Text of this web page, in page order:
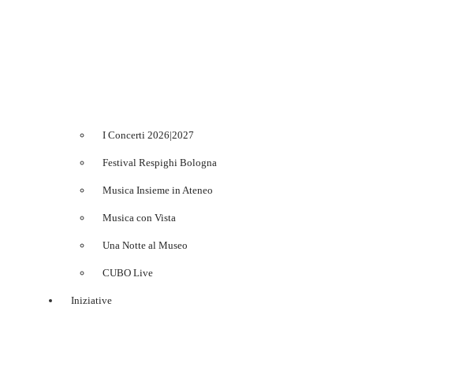
I Concerti 2026|2027
Festival Respighi Bologna
Musica Insieme in Ateneo
Musica con Vista
Una Notte al Museo
CUBO Live
Iniziative